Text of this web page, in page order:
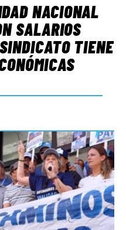
NACIONAL
SALARIOS
TIENE